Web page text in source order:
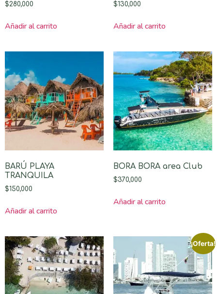
$280,000
Añadir al carrito
$130,000
Añadir al carrito
BARÚ PLAYA
TRANQUILA
$150,000
Añadir al carrito
BORA BORA area Club
$370,000
Añadir al carrito
¡Oferta!